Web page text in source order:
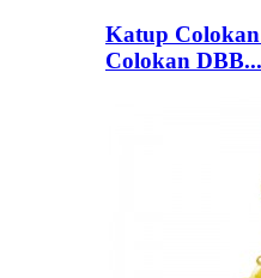
Katup
Colokan DBB...